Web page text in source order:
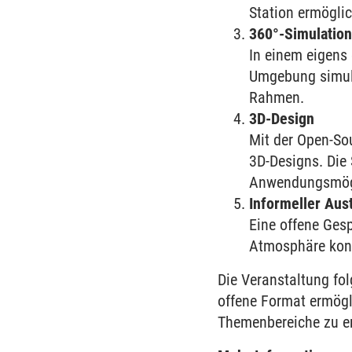
Station
360°-
In einem
Umgebung
Rahmen.
3D-Design
Mit der Open-
3D-Designs.
Informeller
Eine offene
Atmosphäre
Die Veranstaltung
offene Format
Themenbereiche zu